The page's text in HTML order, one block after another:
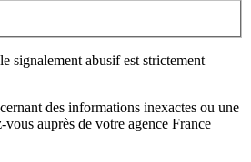
signalement abusif est strictement
des informations inexactes ou une
vous auprès de votre agence France